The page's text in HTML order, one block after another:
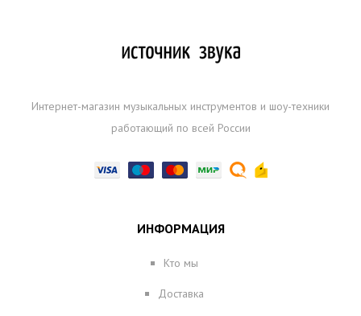
Интернет-магазин музыкальных инструментов и шоу-техники
работающий по всей России
ИНФОРМАЦИЯ
Кто мы
Доставка